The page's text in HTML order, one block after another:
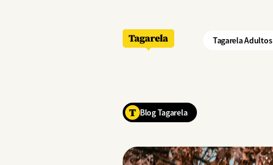
Tagarela Adultos
Blog Tagarela